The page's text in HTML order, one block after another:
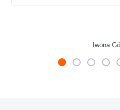
Iwona